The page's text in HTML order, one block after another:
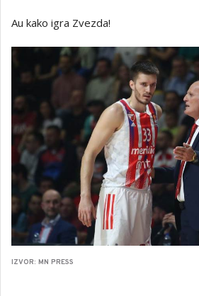
Au kako igra Zvezda!
IZVOR: MN PRESS